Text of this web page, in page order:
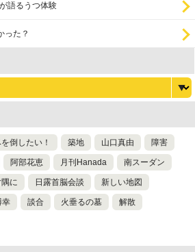
語るうつ体験
った？
倒したい！ 築地 山口真由 障害
阿部花恵 月刊Hanada 南スーダン
に 日露首脳会談 新しい地図
幸 談合 火垂るの墓 解散